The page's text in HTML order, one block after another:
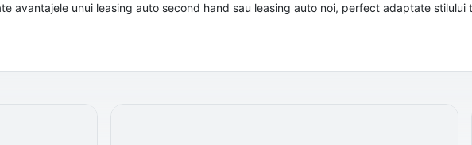
avantajele unui leasing auto second hand sau leasing auto noi, perfect adaptate stilului